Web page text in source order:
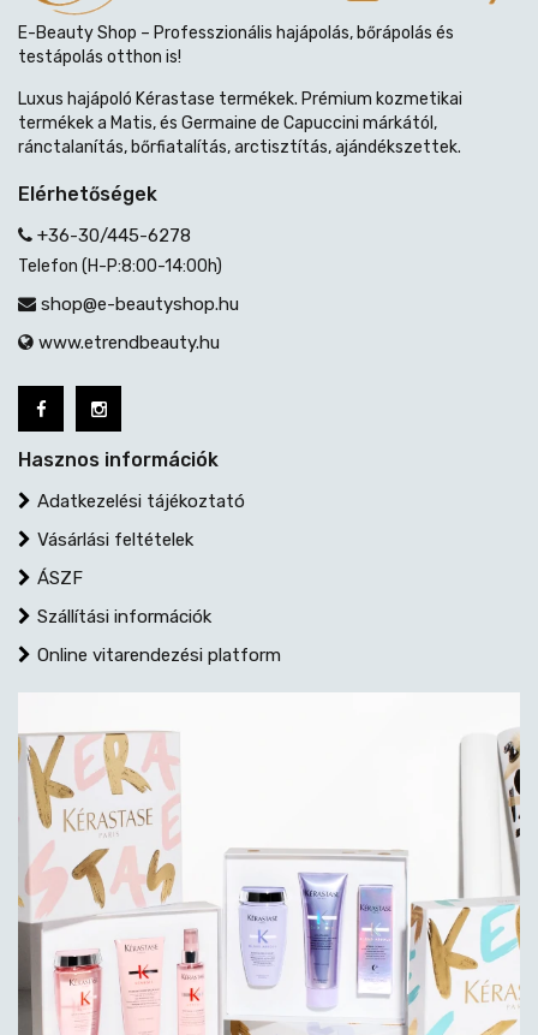
E-Beauty Shop – Professzionális hajápolás, bőrápolás és
testápolás otthon is!
Luxus hajápoló Kérastase termékek. Prémium kozmetikai
termékek a Matis, és Germaine de Capuccini márkától,
ránctalanítás, bőrfiatalítás, arctisztítás, ajándékszettek.
Elérhetőségek
+36-30/445-6278
Telefon (H-P:8:00-14:00h)
shop@e-beautyshop.hu
www.etrendbeauty.hu
Hasznos információk
Adatkezelési tájékoztató
Vásárlási feltételek
ÁSZF
Szállítási információk
Online vitarendezési platform